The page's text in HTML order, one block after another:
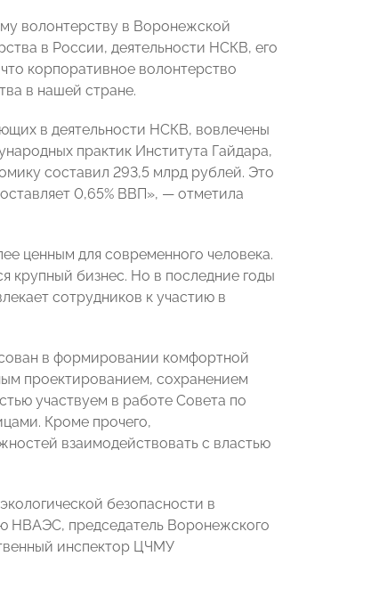
волонтерству в Воронежской
в России, деятельности НСКВ, его
корпоративное волонтерство
в нашей стране.
в деятельности НСКВ, вовлечены
практик Института Гайдара,
составил 293,5 млрд рублей. Это
0,65% ВВП», — отметила
ценным для современного человека.
крупный бизнес. Но в последние годы
сотрудников к участию в
в формировании комфортной
проектированием, сохранением
участвуем в работе Совета по
Кроме прочего,
взаимодействовать с властью
безопасности в
НВАЭС, председатель Воронежского
инспектор ЦЧМУ